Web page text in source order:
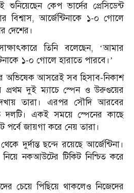
কেপ ভার্দের প্রেসিডেন্ট
বিশ্বাস, আর্জেন্টিনাকে ১-০ গোলে
দেশের।
তিনি বলেছেন, ‘আমার
১-০ গোলে হারাতে পারবে।’
অভিষেক আসরেই সব হিসাব-নিকাশ
প্রথম দুই ম্যাচে স্পেন ও উরুগুয়ের
তারা। এরপর সৌদি আরবের
দলটি। একই সময়ে স্পেনের কাছে
জায়গা করে নেয় তারা।
দুর্দান্ত ছন্দে রয়েছে আর্জেন্টিনা।
নকআউটের টিকিট নিশ্চিত করে
চেয়ে পিছিয়ে থাকলেও নিজেদের